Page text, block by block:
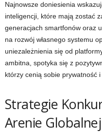
Najnowsze doniesienia
inteligencji, które mają zostać
generacjach smartfonów oraz
na rozwój własnego systemu
uniezależnienia się od
ambitna, spotyka się z
którzy cenią sobie prywatność
Strategie
Arenie Globalnej